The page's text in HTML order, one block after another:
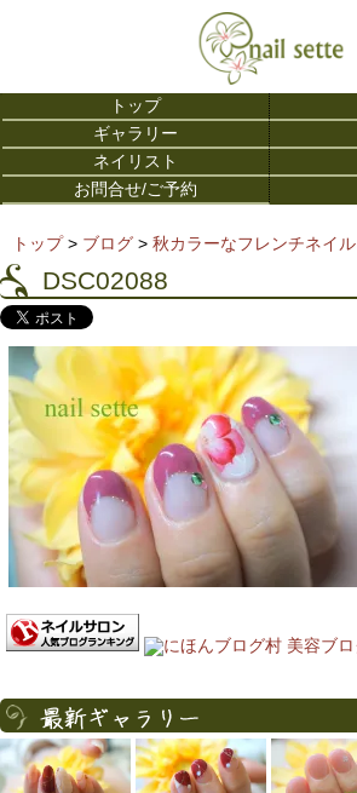
トップ
ギャラリー
ネイリスト
お問合せ/ご予約
トップ> ブログ > 秋カラーなフレンチネイル
DSC02088